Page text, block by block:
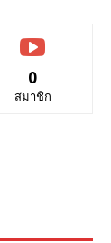
0
สมาชิก